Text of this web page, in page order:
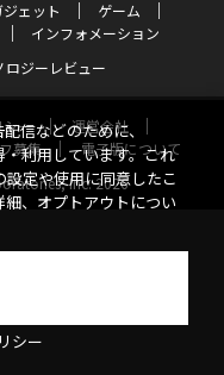
ジェット
ゲーム
インフォメーション
ロジーレビュー
ー
運営会社
募集
電子版について
Inc. 2026
信などのために、
利用しています。これ
定や使用に同意したこ
細、オプトアウトについ
シー